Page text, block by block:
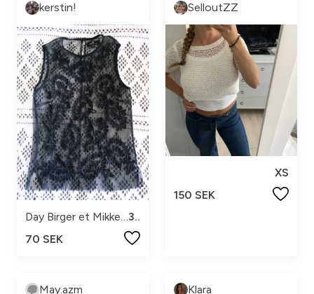
kerstin!
Day Birger et Mikkelsen 36
70 SEK
SelloutZZ
XS
150 SEK
May.azm Klara